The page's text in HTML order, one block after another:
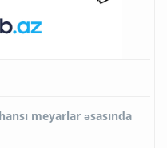
meyarlar əsasında